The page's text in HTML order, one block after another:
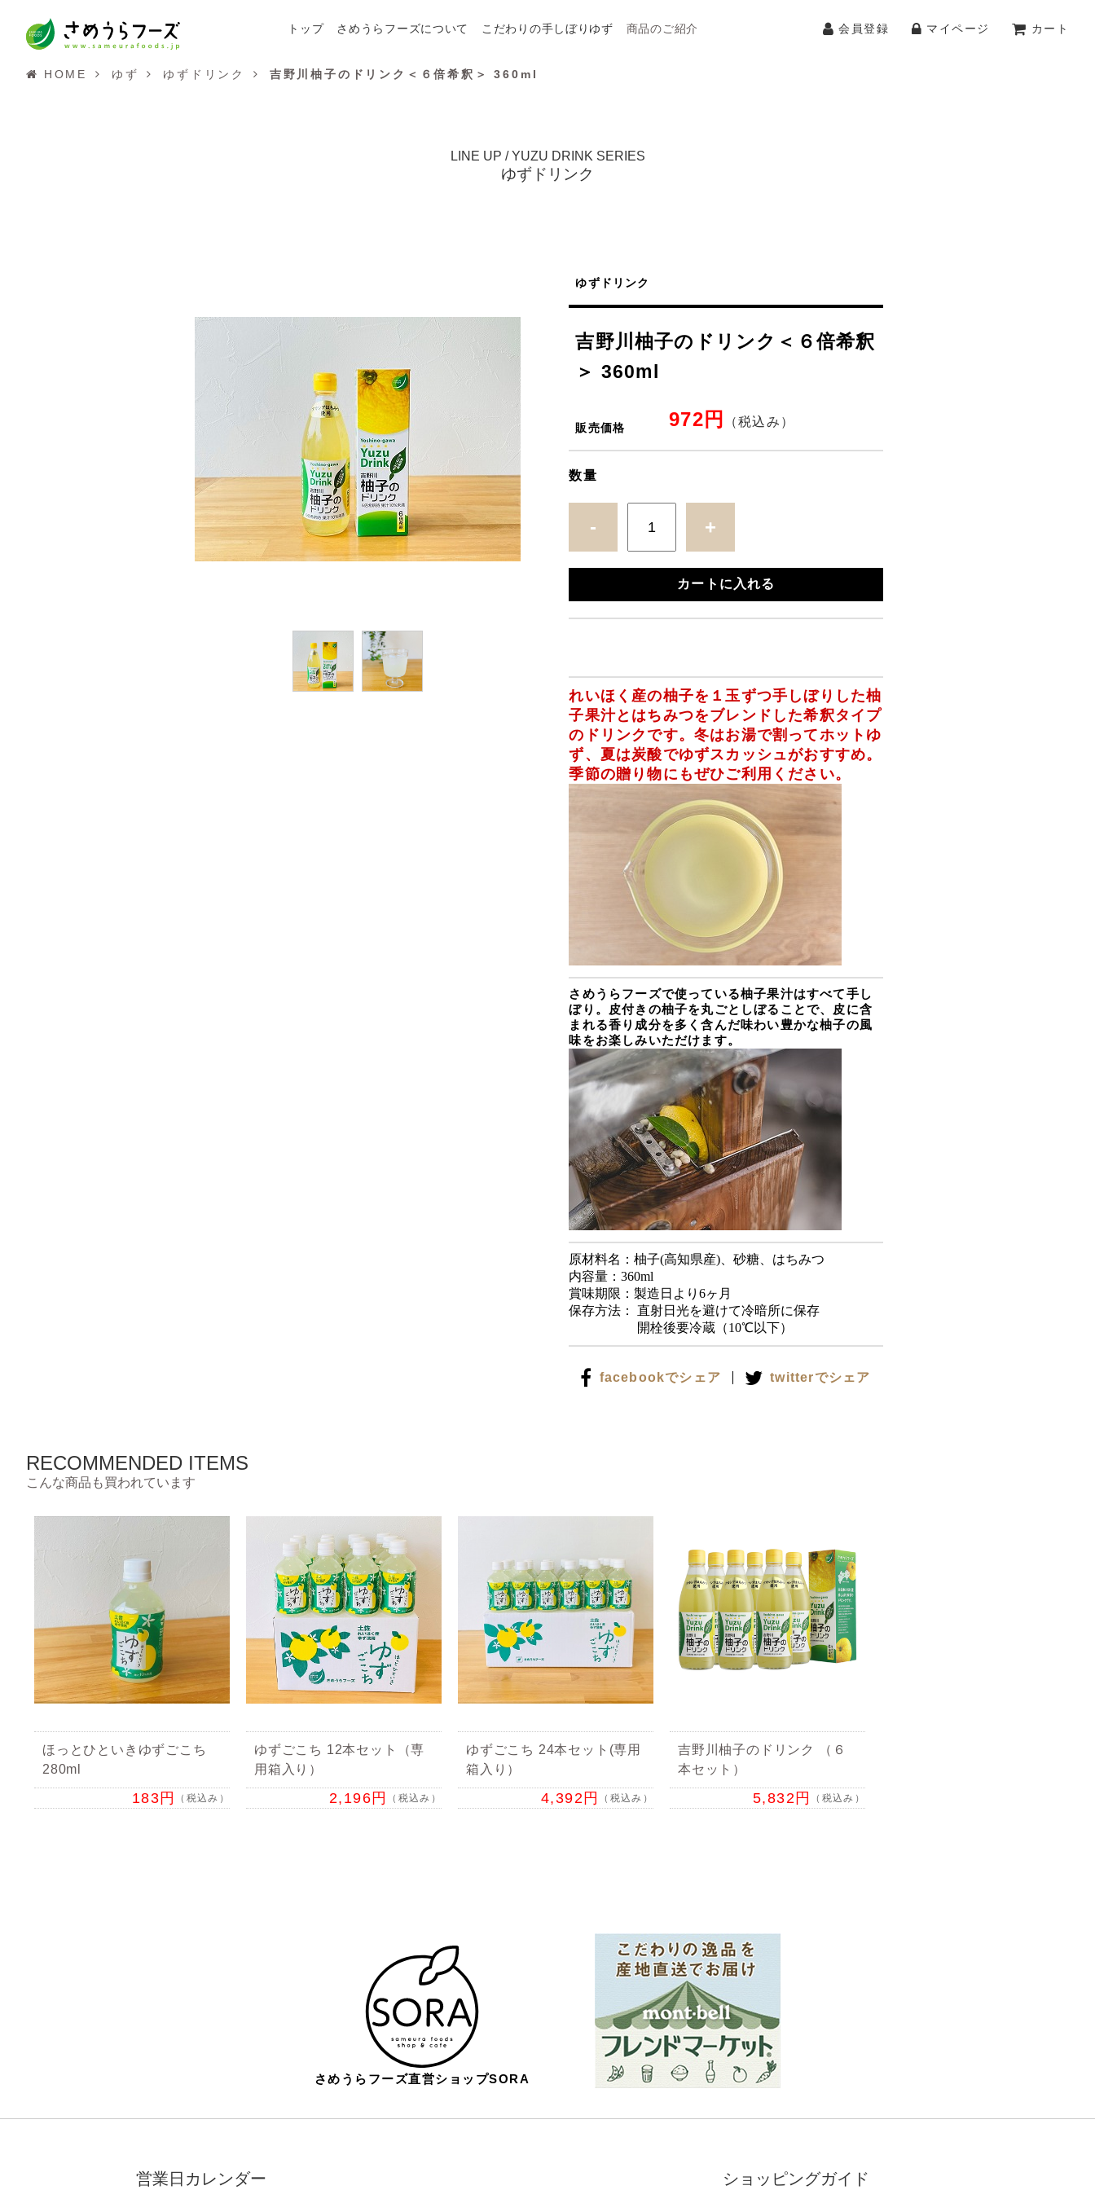
トップ さめうらフーズについて こだわりの手しぼりゆず 商品のご紹介 会員登録 マイページ カート
HOME ゆず ゆずドリンク 吉野川柚子のドリンク＜６倍希釈＞ 360ml
LINE UP / YUZU DRINK SERIES
ゆずドリンク
ゆずドリンク
吉野川柚子のドリンク＜６倍希釈
＞ 360ml
販売価格 972円 （税込み）
数量
- +
カートに入れる
れいほく産の柚子を１玉ずつ手しぼりした柚
子果汁と はちみつをブレンドした希釈タイプ
のドリンクです。 冬はお湯で割ってホットゆ
ず、夏は炭酸でゆずスカッシュがおすすめ。
季節の贈り物にもぜひご利用ください。
さめうらフーズで使っている柚子果汁はすべて手し
ぼり。皮付きの柚子を丸ごとしぼることで、皮に含
まれる香り成分を多く含んだ味わい豊かな柚子の風
味をお楽しみいただけます。
原材料名：柚子(高知県産)、砂糖、はちみつ
内容量：360ml
賞味期限：製造日より6ヶ月
保存方法： 直射日光を避けて冷暗所に保存
開栓後要冷蔵（10℃以下）
facebookでシェア twitterでシェア
RECOMMENDED ITEMS
こんな商品も買われています
ほっとひといきゆずごこち
280ml
183円 （税込み）
ゆずごこち 12本セット（専
用箱入り）
2,196円 （税込み）
ゆずごこち 24本セット(専用
箱入り）
4,392円 （税込み）
吉野川柚子のドリンク （６
本セット）
5,832円 （税込み）
さめうらフーズ直営ショップSORA
営業日カレンダー ショッピングガイド